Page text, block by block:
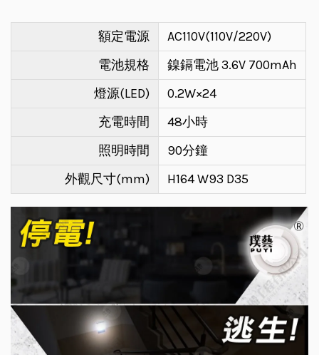
額定電源
AC110V(110V/220V)
電池規格
鎳鎘電池 3.6V 700mAh
燈源(LED)
0.2W×24
充電時間
48小時
照明時間
90分鐘
外觀尺寸(mm)
H164 W93 D35